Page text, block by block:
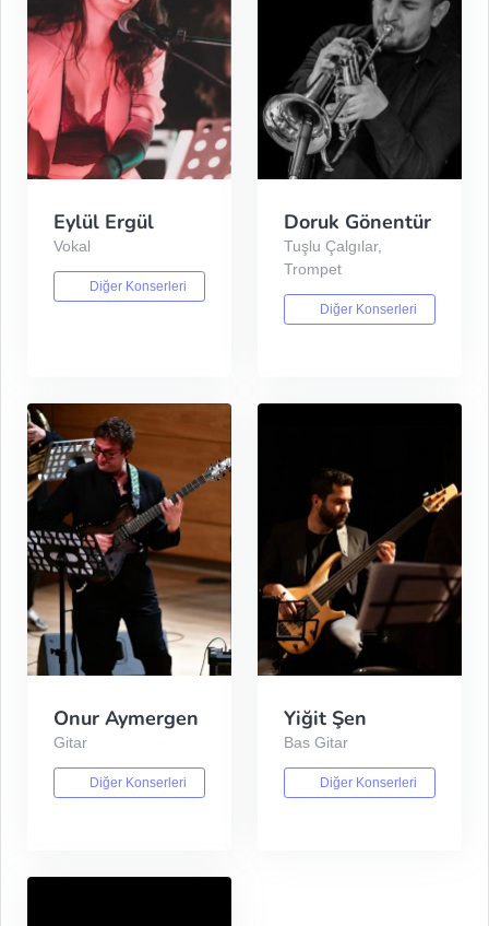
Eylül Ergül
Vokal
Diğer Konserleri
Doruk Gönentür
Tuşlu Çalgılar,
Trompet
Diğer Konserleri
Onur Aymergen
Gitar
Diğer Konserleri
Yiğit Şen
Bas Gitar
Diğer Konserleri